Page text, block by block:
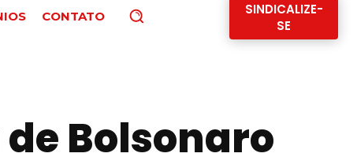
CONTATO
SINDICALIZE-
SE
Bolsonaro